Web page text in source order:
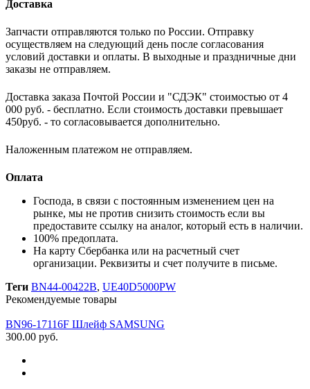
Доставка
Запчасти отправляются только по России. Отправку
осуществляем на следующий день после согласования
условий доставки и оплаты. В выходные и праздничные дни
заказы не отправляем.
Доставка заказа Почтой России и "СДЭК" стоимостью от 4
000 руб. - бесплатно. Если стоимость доставки превышает
450руб. - то согласовывается дополнительно.
Наложенным платежом не отправляем.
Оплата
Господа, в связи с постоянным изменением цен на
рынке, мы не против снизить стоимость если вы
предоставите ссылку на аналог, который есть в наличии.
100% предоплата.
На карту Сбербанка или на расчетный счет
организации. Реквизиты и счет получите в письме.
Теги BN44-00422B, UE40D5000PW
Рекомендуемые товары
BN96-17116F Шлейф SAMSUNG
300.00 руб.